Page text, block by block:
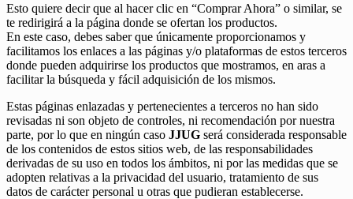
Esto quiere decir que al hacer clic en “Comprar Ahora” o similar, se
te redirigirá a la página donde se ofertan los productos.
En este caso, debes saber que únicamente proporcionamos y
facilitamos los enlaces a las páginas y/o plataformas de estos terceros
donde pueden adquirirse los productos que mostramos, en aras a
facilitar la búsqueda y fácil adquisición de los mismos.
Estas páginas enlazadas y pertenecientes a terceros no han sido
revisadas ni son objeto de controles, ni recomendación por nuestra
parte, por lo que en ningún caso JJUG será considerada responsable
de los contenidos de estos sitios web, de las responsabilidades
derivadas de su uso en todos los ámbitos, ni por las medidas que se
adopten relativas a la privacidad del usuario, tratamiento de sus
datos de carácter personal u otras que pudieran establecerse.